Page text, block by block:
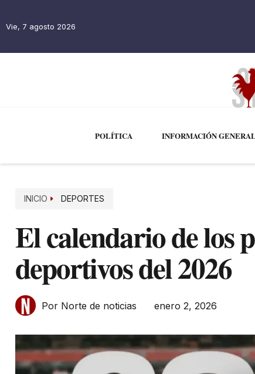
Vie, 7 agosto 2026
POLÍTICA INFORMACIÓN
INICIO DEPORTES
El calendario de los
deportivos del 2026
Por Norte de noticias enero 2, 2026